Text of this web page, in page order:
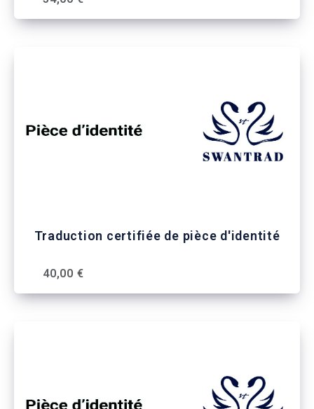
Traduction certifiée de pièce d'identité
40,00 €